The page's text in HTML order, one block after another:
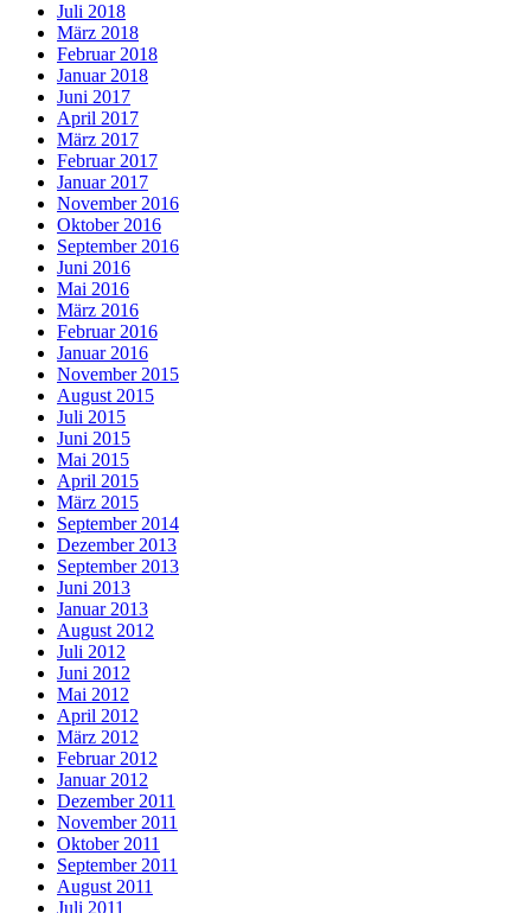
Juli 2018
März 2018
Februar 2018
Januar 2018
Juni 2017
April 2017
März 2017
Februar 2017
Januar 2017
November 2016
Oktober 2016
September 2016
Juni 2016
Mai 2016
März 2016
Februar 2016
Januar 2016
November 2015
August 2015
Juli 2015
Juni 2015
Mai 2015
April 2015
März 2015
September 2014
Dezember 2013
September 2013
Juni 2013
Januar 2013
August 2012
Juli 2012
Juni 2012
Mai 2012
April 2012
März 2012
Februar 2012
Januar 2012
Dezember 2011
November 2011
Oktober 2011
September 2011
August 2011
Juli 2011